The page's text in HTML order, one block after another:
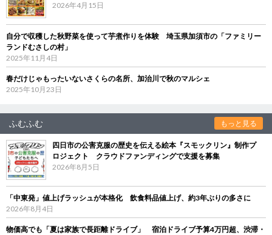
2026年4月15日
自分で収穫した秋野菜を使って芋煮作りを体験 埼玉県加須市の「ファミリー
ランドむさしの村」
2025年11月4日
春だけじゃもったいないさくらの名所、加治川で秋のマルシェ
2025年10月23日
ふむふむ もっと見る
四日市の公害克服の歴史を伝える絵本『スモックリン』制作プ
ロジェクト クラウドファンディングで支援を募集
2026年8月5日
「中東発」値上げラッシュが本格化 飲食料品値上げ、約3年ぶりの多さに
2026年8月4日
物価高でも「夏は家族で長距離ドライブ」 宿泊ドライブ予算4万円超、渋滞・